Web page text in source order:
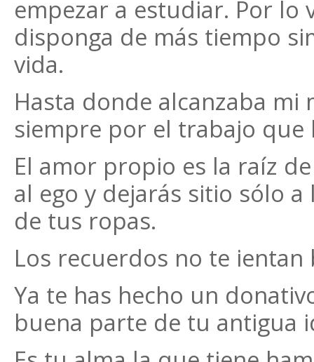
empezar a estudiar. Por lo
disponga de más tiempo
vida.
Hasta donde alcanzaba
siempre por el trabajo que
El amor propio es la raíz
al ego y dejarás sitio sólo
de tus ropas.
Los recuerdos no te ientan
Ya te has hecho un
buena parte de tu antigua